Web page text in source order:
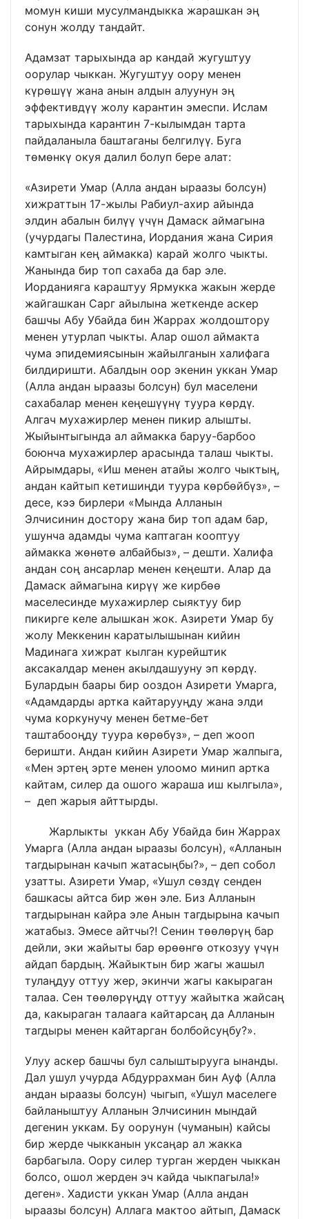
момун киши мусулмандыкка жарашкан эң
сонун жолду тандайт.
Адамзат тарыхында ар кандай жугуштуу
оорулар чыккан. Жугуштуу оору менен
күрөшүү жана анын алдын алуунун эң
эффективдүү жолу карантин эмеспи. Ислам
тарыхында карантин 7-кылымдан тарта
пайдаланыла баштаганы белгилүү. Буга
төмөнкү окуя далил болуп бере алат:
«Азирети Умар (Алла андан ыраазы болсун)
хижраттын 17-жылы Рабиул-ахир айында
элдин абалын билүү үчүн Дамаск аймагына
(учурдагы Палестина, Иордания жана Сирия
камтыган кең аймакка) карай жолго чыкты.
Жанында бир топ сахаба да бар эле.
Иорданияга караштуу Ярмукка жакын жерде
жайгашкан Сарг айылына жеткенде аскер
башчы Абу Убайда бин Жаррах жолдоштору
менен утурлап чыкты. Алар ошол аймакта
чума эпидемиясынын жайылганын халифага
билдиришти. Абалдын оор экенин уккан Умар
(Алла андан ыраазы болсун) бул маселени
сахабалар менен кеңешүүнү туура көрдү.
Алгач мухажирлер менен пикир алышты.
Жыйынтыгында ал аймакка баруу-барбоо
боюнча мухажирлер арасында талаш чыкты.
Айрымдары, «Иш менен атайы жолго чыктың,
андан кайтып кетишиңди туура көрбөйбүз», –
десе, кээ бирлери «Мында Алланын
Элчисинин достору жана бир топ адам бар,
ушунча адамды чума каптаган кооптуу
аймакка жөнөтө албайбыз», – дешти. Халифа
андан соң ансарлар менен кеңешти. Алар да
Дамаск аймагына кирүү же кирбөө
маселесинде мухажирлер сыяктуу бир
пикирге келе алышкан жок. Азирети Умар бу
жолу Меккенин каратылышынан кийин
Мадинага хижрат кылган курейштик
аксакалдар менен акылдашууну эп көрдү.
Булардын баары бир ооздон Азирети Умарга,
«Адамдарды артка кайтарууңду жана элди
чума коркунучу менен бетме-бет
таштабооңду туура көрөбүз», – деп жооп
беришти. Андан кийин Азирети Умар жалпыга,
«Мен эртең эрте менен улоомо минип артка
кайтам, силер да ошого жараша иш кылгыла»,
– деп жарыя айттырды.
Жарлыкты уккан Абу Убайда бин Жаррах
Умарга (Алла андан ыраазы болсун), «Алланын
тагдырынан качып жатасыңбы?», – деп собол
узатты. Азирети Умар, «Ушул сөздү сенден
башкасы айтса бир жөн эле. Биз Алланын
тагдырынан кайра эле Анын тагдырына качып
жатабыз. Эмесе айтчы?! Сенин төөлөрүң бар
дейли, эки жайыты бар өрөөнгө откозуу үчүн
айдап бардың. Жайыктын бир жагы жашыл
тулаңдуу оттуу жер, экинчи жагы какыраган
талаа. Сен төөлөрүңдү оттуу жайытка жайсаң
да, какыраган талаага кайтарсаң да Алланын
тагдыры менен кайтарган болбойсуңбу?».
Улуу аскер башчы бул салыштырууга ынанды.
Дал ушул учурда Абдуррахман бин Ауф (Алла
андан ыраазы болсун) чыгып, «Ушул маселеге
байланыштуу Алланын Элчисинин мындай
дегенин уккам. Бу оорунун (чуманын) кайсы
бир жерде чыкканын уксаңар ал жакка
барбагыла. Оору силер турган жерден чыккан
болсо, ошол жерден эч кайда чыкпагыла!»
деген». Хадисти уккан Умар (Алла андан
ыраазы болсун) Аллага мактоо айтып, Дамаск